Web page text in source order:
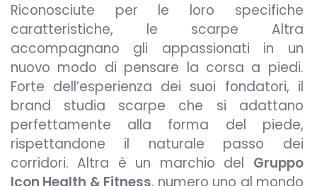
Riconosciute per le loro specifiche
caratteristiche, le scarpe Altra
accompagnano gli appassionati in un
nuovo modo di pensare la corsa a piedi.
Forte dell’esperienza dei suoi fondatori, il
brand studia scarpe che si adattano
perfettamente alla forma del piede,
rispettandone il naturale passo dei
corridori. Altra è un marchio del Gruppo